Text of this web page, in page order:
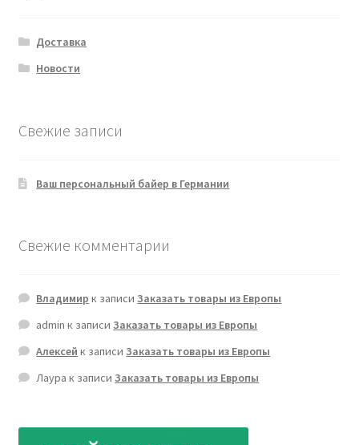
Доставка
Новости
Свежие записи
Ваш персональный байер в Германии
Свежие комментарии
Владимир к записиЗаказать товары из Европы
admin к записиЗаказать товары из Европы
Алексей к записиЗаказать товары из Европы
Лаура к записиЗаказать товары из Европы